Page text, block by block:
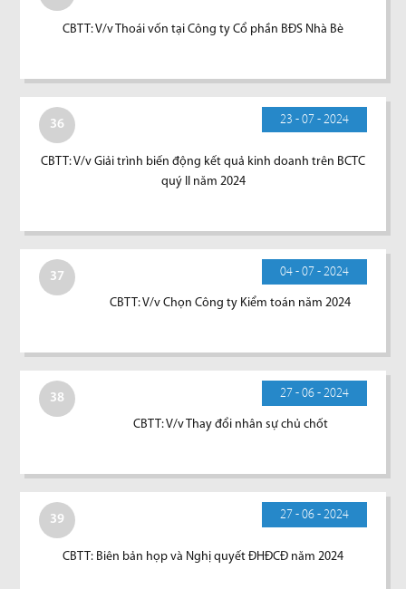
CBTT: V/v Thoái vốn tại Công ty Cổ phần BĐS Nhà Bè
36 23 - 07 - 2024
CBTT: V/v Giải trình biến động kết quả kinh doanh trên BCTC
quý II năm 2024
37 04 - 07 - 2024
CBTT: V/v Chọn Công ty Kiểm toán năm 2024
38 27 - 06 - 2024
CBTT: V/v Thay đổi nhân sự chủ chốt
39 27 - 06 - 2024
CBTT: Biên bản họp và Nghị quyết ĐHĐCĐ năm 2024